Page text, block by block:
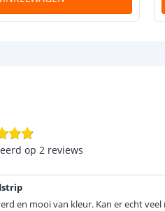
op 2 reviews
en mooi van kleur. Kan er echt